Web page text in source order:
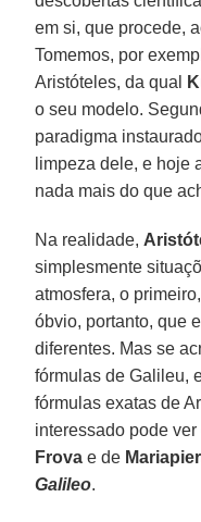
em si, que procede,
Tomemos, por
Aristóteles, da qual
o seu modelo.
paradigma
limpeza dele, e hoje
nada mais do que
Na realidade,
simplesmente
atmosfera, o
óbvio, portanto, que
diferentes. Mas se
fórmulas de Galileu,
fórmulas exatas de
interessado pode
Frova e de
Galileo.